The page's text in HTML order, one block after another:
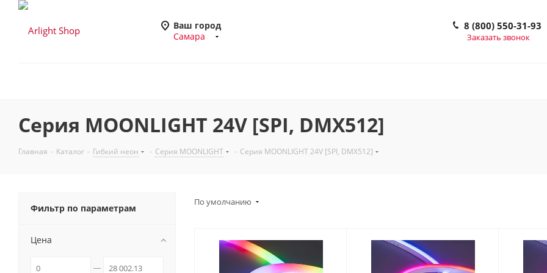
Ваш город
Самара
8 (800) 550-31-93
Заказать звонок
Серия MOONLIGHT 24V [SPI, DMX512]
Главная - Каталог - Гибкий неон - Серия MOONLIGHT - Серия MOONLIGHT 24V [SPI, DMX512]
По умолчанию
Фильтр по параметрам
Цена